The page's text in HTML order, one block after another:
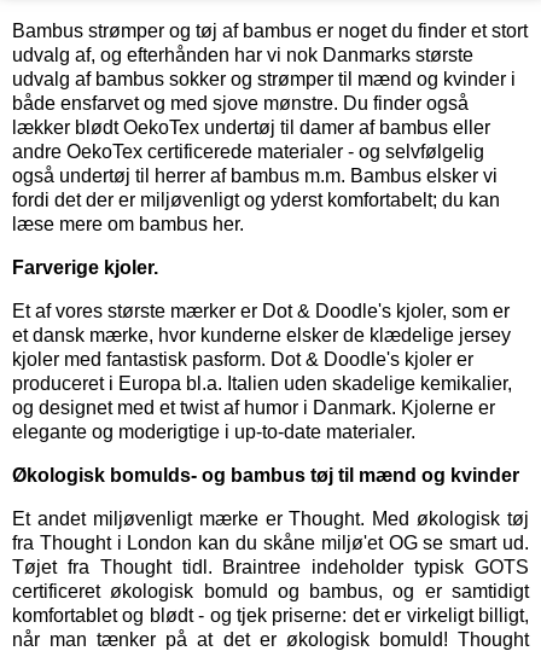
Bambus strømper og tøj af bambus er noget du finder et stort
udvalg af, og efterhånden har vi nok Danmarks største
udvalg af bambus sokker og strømper til mænd og kvinder i
både ensfarvet og med sjove mønstre. Du finder også
lækker blødt OekoTex undertøj til damer af bambus eller
andre OekoTex certificerede materialer - og selvfølgelig
også undertøj til herrer af bambus m.m. Bambus elsker vi
fordi det der er miljøvenligt og yderst komfortabelt; du kan
læse mere om bambus her.
Farverige kjoler.
Et af vores største mærker er Dot & Doodle's kjoler, som er
et dansk mærke, hvor kunderne elsker de klædelige jersey
kjoler med fantastisk pasform. Dot & Doodle's kjoler er
produceret i Europa bl.a. Italien uden skadelige kemikalier,
og designet med et twist af humor i Danmark. Kjolerne er
elegante og moderigtige i up-to-date materialer.
Økologisk bomulds- og bambus tøj til mænd og kvinder
Et andet miljøvenligt mærke erThought. Med økologisk tøj
fra Thought i London kan du skåne miljø'et OG se smart ud.
Tøjet fra Thought tidl. Braintree indeholder typisk GOTS
certificeret økologisk bomuld og bambus, og er samtidigt
komfortablet og blødt - og tjek priserne: det er virkeligt billigt,
når man tænker på at det er økologisk bomuld! Thought